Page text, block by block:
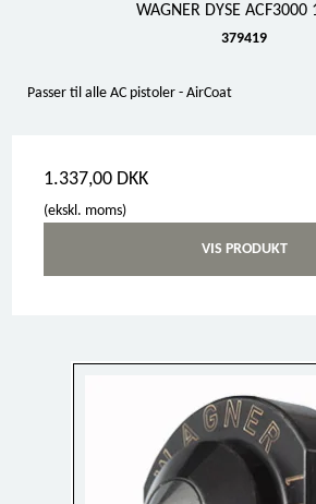
WAGNER DYSE ACF3000
379419
Passer til alle AC pistoler - AirCoat
1.337,00 DKK
(ekskl. moms)
VIS PRODUKT